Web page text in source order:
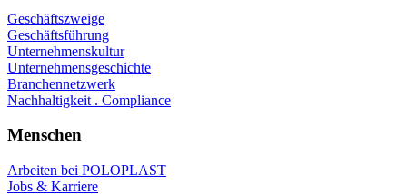
Geschäftszweige
Geschäftsführung
Unternehmenskultur
Unternehmensgeschichte
Branchennetzwerk
Nachhaltigkeit . Compliance
Menschen
Arbeiten bei POLOPLAST
Jobs & Karriere